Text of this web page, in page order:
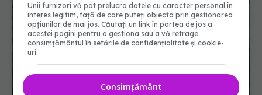
Unii furnizori vă pot prelucra datele cu caracter personal în
interes legitim, față de care puteți obiecta prin gestionarea
opțiunilor de mai jos. Căutați un link în partea de jos a
acestei pagini pentru a gestiona sau a vă retrage
consimțământul în setările de confidențialitate și cookie-
uri.
Consimțământ